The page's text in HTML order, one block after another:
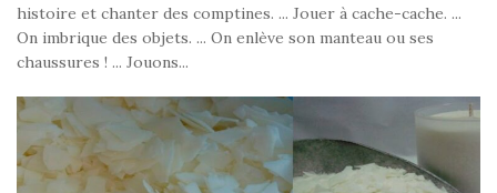
histoire et chanter des comptines. ... Jouer à cache-cache. ...
On imbrique des objets. ... On enlève son manteau ou ses
chaussures ! ... Jouons...